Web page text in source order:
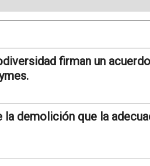
firman un
demolición que la